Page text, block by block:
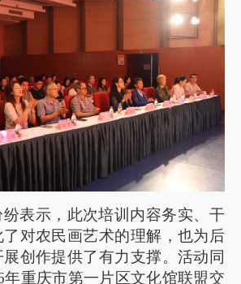
表示，此次培训内容务实、干
对农民画艺术的理解，也为后
创作提供了有力支撑。活动同
年重庆市第一片区文化馆联盟交